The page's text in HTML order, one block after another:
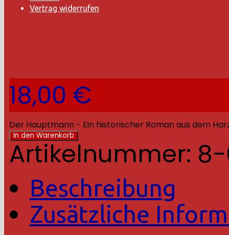
Vertrag widerrufen
18,00 €
Der Hauptmann - Ein historischer Roman aus dem
In den Warenkorb
Artikelnummer:
Beschreibung
Zusätzliche